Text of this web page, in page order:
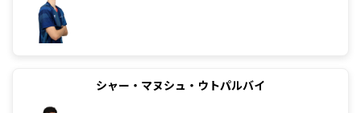
シャー・マヌシュ・ウトパルバイ